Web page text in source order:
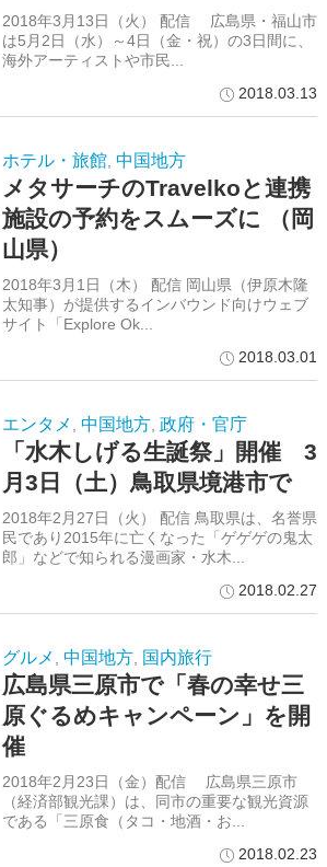
2018年3月13日（火） 配信 広島県・福山市
は5月2日（水）～4日（金・祝）の3日間に、
海外アーティストや市民...
2018.03.13
ホテル・旅館, 中国地方
メタサーチのTravelkoと連携
施設の予約をスムーズに （岡
山県）
2018年3月1日（木） 配信 岡山県（伊原木隆
太知事）が提供するインバウンド向けウェブ
サイト「Explore Ok...
2018.03.01
エンタメ , 中国地方, 政府・官庁
「水木しげる生誕祭」開催 3
月3日（土）鳥取県境港市で
2018年2月27日（火） 配信 鳥取県は、名誉県
民であり2015年に亡くなった「ゲゲゲの鬼太
郎」などで知られる漫画家・水木...
2018.02.27
グルメ 中国地方, 国内旅行
広島県三原市で「春の幸せ三
原ぐるめキャンペーン」を開
催
2018年2月23日（金）配信 広島県三原市
（経済部観光課）は、同市の重要な観光資源
である「三原食（タコ・地酒・お...
2018.02.23